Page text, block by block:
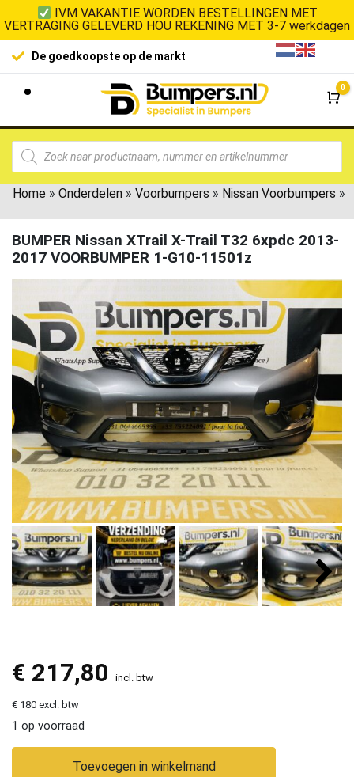
IVM VAKANTIE WORDEN BESTELLINGEN MET
VERTRAGING GELEVERD HOU REKENING MET 3-7 werkdagen
De goedkoopste op de markt
0
Home » Onderdelen » Voorbumpers » Nissan Voorbumpers »
BUMPER Nissan XTrail X-Trail T32 6xpdc 2013-
2017 VOORBUMPER 1-G10-11501z
€ 217,80 incl. btw
€ 180 excl. btw
1 op voorraad
Toevoegen in winkelmand